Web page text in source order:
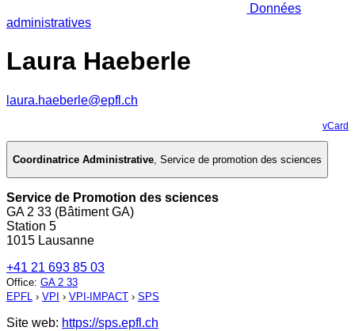
Données
administratives
Laura Haeberle
laura.haeberle@epfl.ch
vCard
Coordinatrice Administrative, Service de promotion des sciences
Service de Promotion des sciences
GA 2 33 (Bâtiment GA)
Station 5
1015 Lausanne
+41 21 693 85 03
Office: GA 2 33
EPFL › VPI › VPI-IMPACT › SPS
Site web: https://sps.epfl.ch